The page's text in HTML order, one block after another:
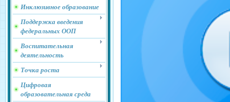
Инклюзивное образование
Поддержка введения
федеральных ООП
Воспитательная
деятельность
Точка роста
Цифровая
образовательная среда